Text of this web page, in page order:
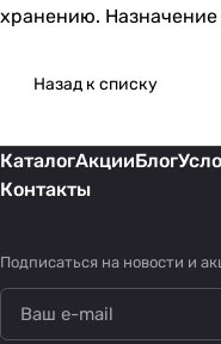
хранению. Назначение
Назад к списку
КаталогАкцииБлог
Контакты
Подписаться на новости и